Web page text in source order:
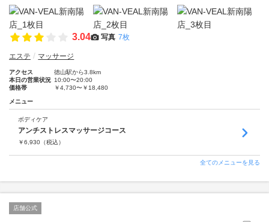
3.04 写真 7枚
エステ マッサージ
アクセス
徳山駅から3.8km
本日の営業状況 10:00〜20:00
価格帯
￥4,730〜￥18,480
メニュー
ボディケア
アンチストレスマッサージコース
￥6,930 （税込）
全てのメニューを見る
店舗公式